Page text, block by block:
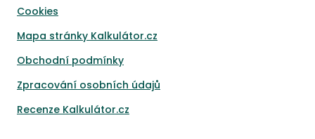
Cookies
Mapa stránky Kalkulátor.cz
Obchodní podmínky
Zpracování osobních údajů
Recenze Kalkulátor.cz